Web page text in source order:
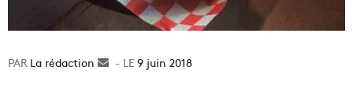
La rédaction
Envoyer9 juin 2018